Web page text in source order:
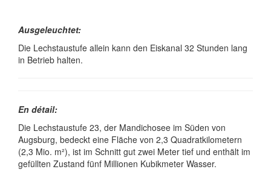
Ausgeleuchtet:
Die Lechstaustufe allein kann den Eiskanal 32 Stunden lang
in Betrieb halten.
En détail:
Die Lechstaustufe 23, der Mandichosee im Süden von
Augsburg, bedeckt eine Fläche von 2,3 Quadrat­kilo­metern
(2,3 Mio. m²), ist im Schnitt gut zwei Meter tief und enthält im
gefüllten Zustand fünf Millionen Kubik­meter Wasser.